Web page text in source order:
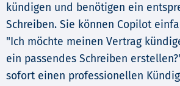
kündigen und benötigen ein
Schreiben. Sie können Copilot
"Ich möchte meinen Vertrag
ein passendes Schreiben
sofort einen professionellen